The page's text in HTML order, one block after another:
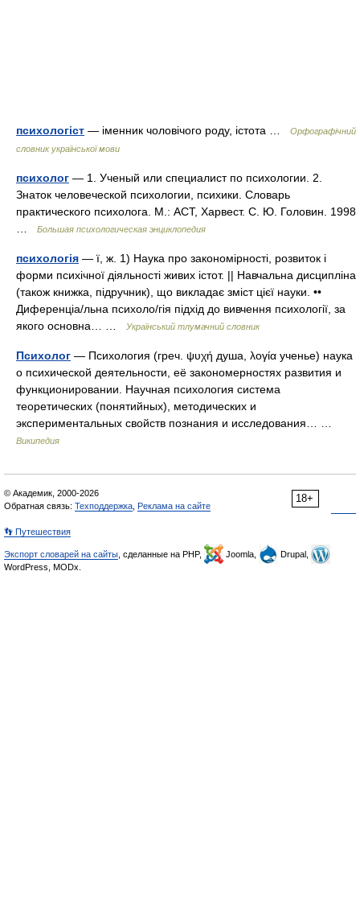
психологіст — іменник чоловічого роду, істота …
Орфографічний
словник української мови
психолог — 1. Ученый или специалист по психологии. 2.
Знаток человеческой психологии, психики. Словарь
практического психолога. М.: АСТ, Харвест. С. Ю. Головин. 1998
Большая психологическая энциклопедия
психологія — ї, ж. 1) Наука про закономірності, розвиток і
форми психічної діяльності живих істот. || Навчальна дисципліна
(також книжка, підручник), що викладає зміст цієї науки. ••
Диференціа/льна психоло/гія підхід до вивчення психології, за
якого основна… …
Український тлумачний словник
Психолог — Психология (греч. ψυχή душа, λογία ученье) наука
о психической деятельности, её закономерностях развития и
функционировании. Научная психология система
теоретических (понятийных), методических и
экспериментальных свойств познания и исследования… …
Википедия
18+
© Академик, 2000-2026
Обратная связь: Техподдержка Реклама на сайте
👣 Путешествия
Экспорт словарей на сайты , сделанные на PHP, Joomla,
Drupal,
WordPress, MODx.